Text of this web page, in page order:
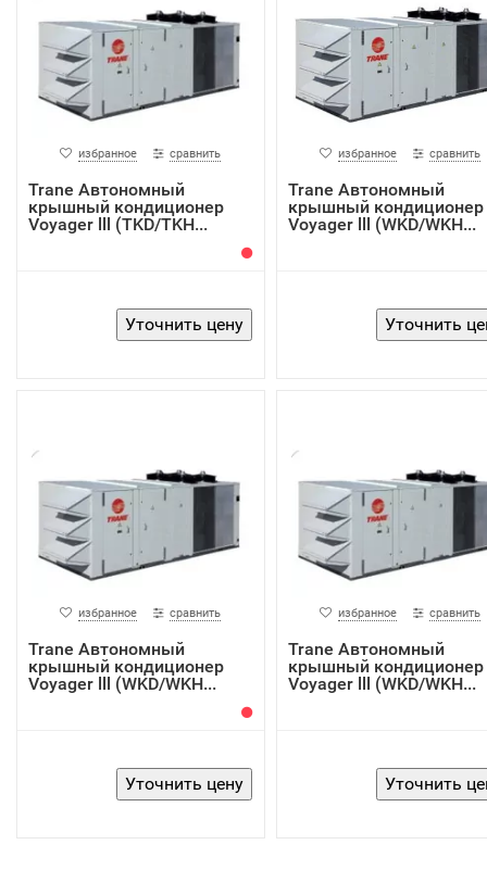
избранное сравнить
Trane Автономный
крышный кондиционер
Voyager lll (TKD/TKH...
избранное сравнить
Trane Автономный
крышный кондиционер
Voyager lll (WKD/WKH...
избранное сравнить
Trane Автономный
крышный кондиционер
Voyager lll (WKD/WKH...
избранное сравнить
Trane Автономный
крышный кондиционер
Voyager lll (WKD/WKH...